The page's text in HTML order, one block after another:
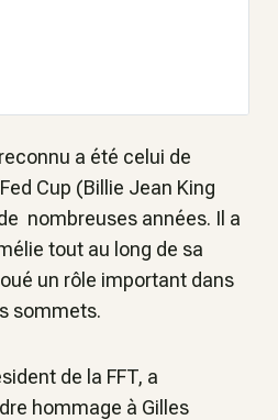
a été celui de
Cup (Billie Jean King
nombreuses années. Il a
tout au long de sa
un rôle important dans
sommets.
de la FFT, a
hommage à Gilles